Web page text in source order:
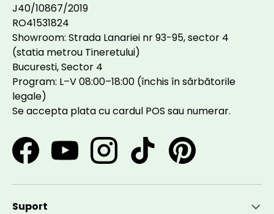
J40/10867/2019
RO41531824
Showroom: Strada Lanariei nr 93-95, sector 4
(statia metrou Tineretului)
Bucuresti, Sector 4
Program: L–V 08:00–18:00 (închis în sărbătorile
legale)
Se accepta plata cu cardul POS sau numerar.
FacebookYouTubeInstagramTikTok Pinterest
Suport